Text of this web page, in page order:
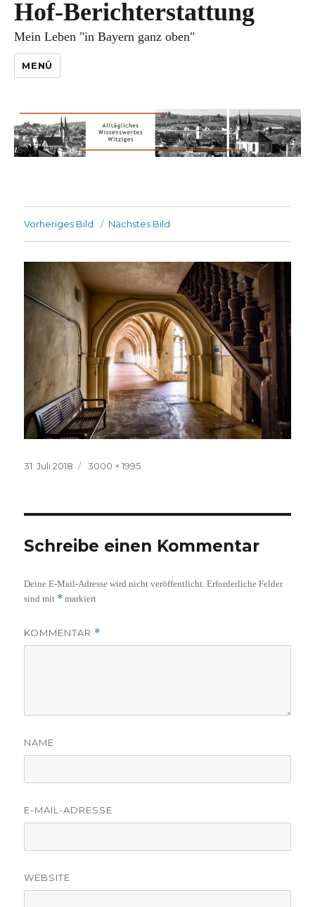
Hof-Berichterstattung
Mein Leben "in Bayern ganz oben"
MENÜ
Vorheriges Bild Nächstes Bild
Veröffentlicht
31. Juli 2018
Volle
3000 × 1995
Schreibe einen Kommentar
Deine E-Mail-Adresse wird nicht veröffentlicht. Erforderliche Felder
sind mit * markiert
KOMMENTAR *
NAME
E-MAIL-ADRESSE
WEBSITE